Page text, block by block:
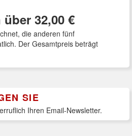
über 32,00 €
die anderen fünf
Der Gesamtpreis beträgt
SIE
Ihren Email-Newsletter.